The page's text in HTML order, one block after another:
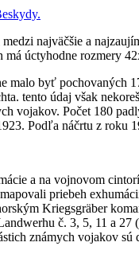
najväčšie a
má úctyhodne
malo byť pochovaných
tento údaj však
vojakov. Počet 180
Podľa náčrtu z roku
a na vojnovom
priebeh
Kriegsgräber
č. 3, 5, 11 a
známych vojakov